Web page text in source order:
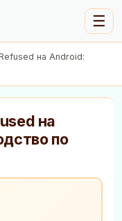
☰
на Android:
на
по